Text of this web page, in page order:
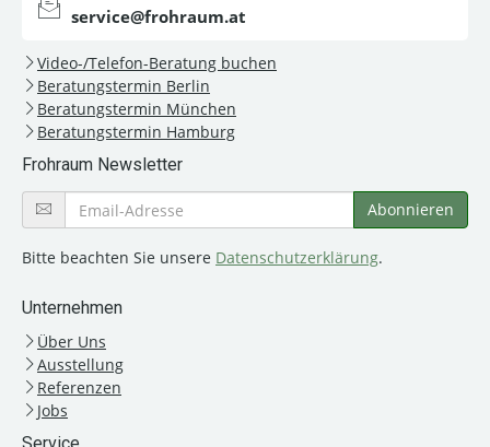
service@frohraum.at
Video-/Telefon-Beratung buchen
Beratungstermin Berlin
Beratungstermin München
Beratungstermin Hamburg
Frohraum Newsletter
Bitte beachten Sie unsere Datenschutzerklärung.
Unternehmen
Über Uns
Ausstellung
Referenzen
Jobs